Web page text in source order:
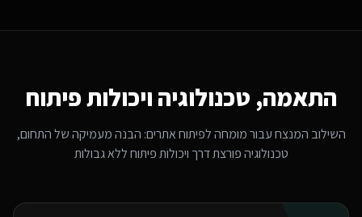
התאמה, טכנולוגיה ויכולות פיתוח
השילוב המנצח עבורמומחה לפיתוח אתרים: הבנה מעמיקה של התחום,
טכנולוגיה פורצת דרך ויכולות פיתוח ללא גבולות